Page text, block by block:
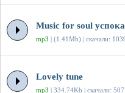
Music for soul
mp3 | (1.41Mb) | скачали:
Lovely tune
mp3 | 334.74Kb | скачали: 507